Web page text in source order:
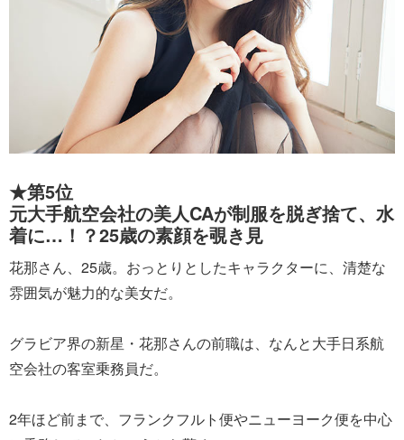
★第5位
元大手航空会社の美人CAが制服を脱ぎ捨て、水
着に…！？25歳の素顔を覗き見
花那さん、25歳。おっとりとしたキャラクターに、清楚な
雰囲気が魅力的な美女だ。
グラビア界の新星・花那さんの前職は、なんと大手日系航
空会社の客室乗務員だ。
2年ほど前まで、フランクフルト便やニューヨーク便を中心